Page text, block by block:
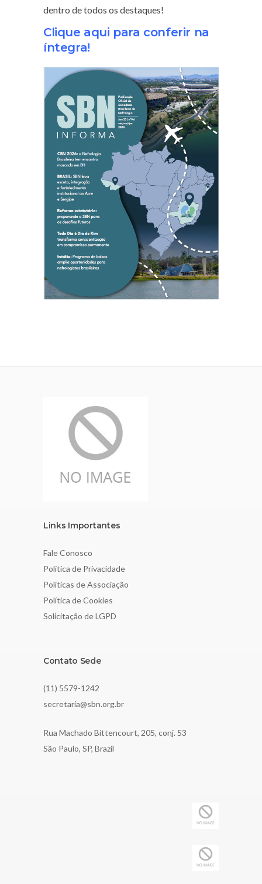
dentro de todos os destaques!
Clique aqui para conferir na
íntegra!
Links Importantes
Fale Conosco
Política de Privacidade
Políticas de Associação
Política de Cookies
Solicitação de LGPD
Contato Sede
(11) 5579-1242
secretaria@sbn.org.br
Rua Machado Bittencourt, 205, conj. 53
São Paulo, SP, Brazil